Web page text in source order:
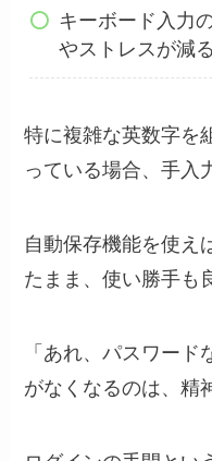
キーボード入力
やストレスが減る
特に複雑な英数字を
っている場合、手入
自動保存機能を使え
たまま、使い勝手も
「あれ、パスワー
がなくなるのは、精